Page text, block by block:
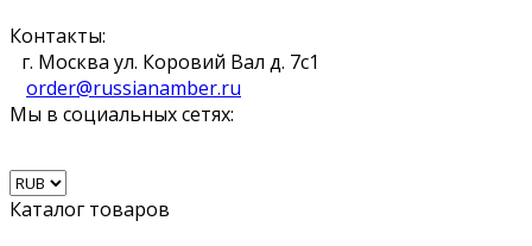
Контакты:
г. Москва ул. Коровий Вал д. 7с1
order@russianamber.ru
Мы в социальных сетях:
Каталог товаров